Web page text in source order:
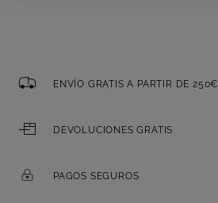
ENVÍO GRATIS A PARTIR DE 250€
DEVOLUCIONES GRATIS
PAGOS SEGUROS